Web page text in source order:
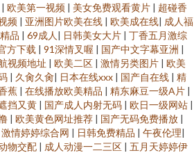
| 欧美第一视频 | 美女免费观看黄片 | 超碰香
频 | 亚洲图片欧美在线 | 欧美成在线| 成人福
品 | 69成人 | 日韩美女大片 | 丁香五月激综
方下载 | 91深情叉喔 | 国产中文字幕亚洲 |
视频地址 | 欧美二区 | 激情另类图片 | 欧美
| 久肏久肏| 日本在线xxx | 国产自在线 | 精
蕉 | 在线播放欧美精品 | 精东麻豆一级A片 |
挡又黄 | 国产成人内射无码 | 欧日一级网站 |
| 欧美黄色网址推荐 | 国产无码免费播放 |
激情婷婷综合网 | 日韩免费精品 | 午夜伦理|
物交配 | 成人动漫一二三区 | 五月天婷婷伊